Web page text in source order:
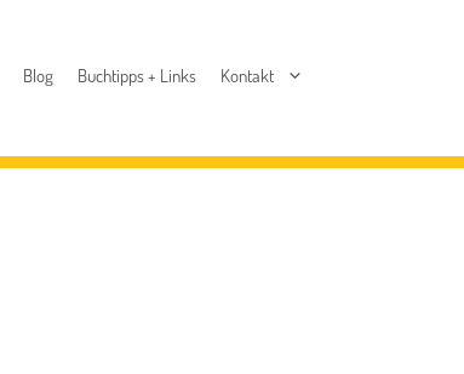
Blog Buchtipps + Links Kontakt